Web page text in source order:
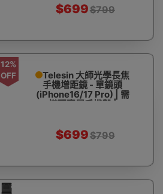
散
$699$799
12%
OFF
Telesin 大師光學長焦
手機增距鏡 - 單鏡頭
(iPhone16/17 Pro) | 需
搭配專屬手機殼 |
$699$799